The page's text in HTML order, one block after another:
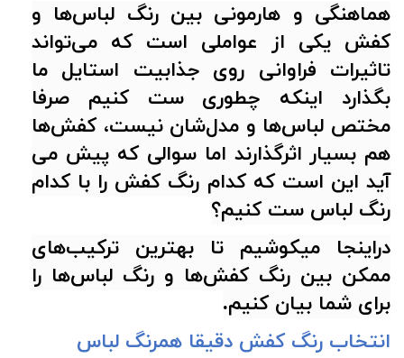
هماهنگی و هارمونی بین رنگ لباس‌ها و
کفش یکی از عواملی است که می‌تواند
تاثیرات فراوانی روی جذابیت استایل ما
بگذارد اینکه چطوری ست کنیم صرفا
مختص لباس‌ها و مدل‌شان نیست، کفش‌ها
هم بسیار اثرگذارند اما سوالی که پیش می
آید این است که کدام رنگ کفش را با کدام
رنگ لباس ست کنیم؟
دراینجا میکوشیم تا بهترین ترکیب‌های
ممکن بین رنگ کفش‌ها و رنگ لباس‌ها را
برای شما بیان کنیم.
انتخاب رنگ کفش دقیقا همرنگ لباس